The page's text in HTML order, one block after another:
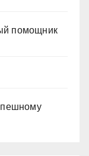
помощник